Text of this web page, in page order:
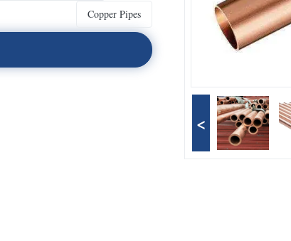
>
Copper Pipes